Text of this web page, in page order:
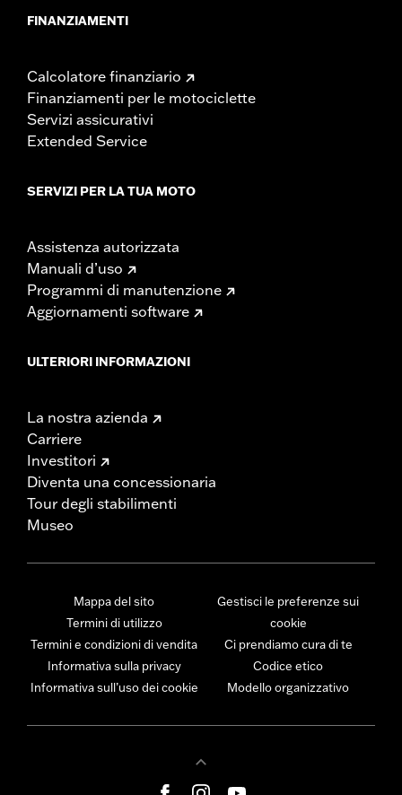
FINANZIAMENTI
Calcolatore finanziario
Finanziamenti per le motociclette
Servizi assicurativi
Extended Service
SERVIZI PER LA TUA MOTO
Assistenza autorizzata
Manuali d’uso
Programmi di manutenzione
Aggiornamenti software
ULTERIORI INFORMAZIONI
La nostra azienda
Carriere
Investitori
Diventa una concessionaria
Tour degli stabilimenti
Museo
Mappa del sito
Termini di utilizzo
Termini e condizioni di vendita
Informativa sulla privacy
Informativa sull’uso dei cookie
Gestisci le preferenze sui
cookie
Ci prendiamo cura di te
Codice etico
Modello organizzativo